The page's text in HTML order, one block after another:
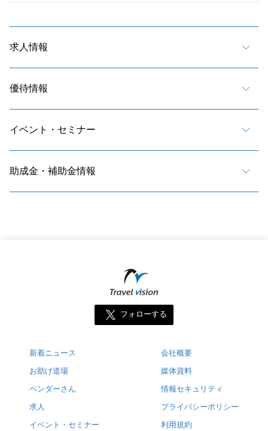
求人情報
優待情報
イベント・セミナー
助成金・補助金情報
フォローする
新着ニュース
お助け道場
ベンダーさん
求人
イベント・セミナー
会社概要
媒体資料
情報セキュリティ
プライバシーポリシー
利用規約